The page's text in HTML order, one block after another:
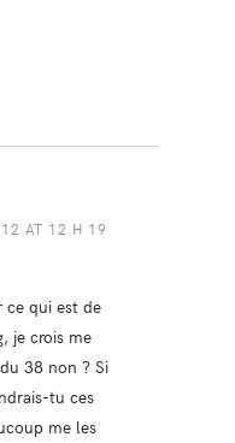
AT 12 H 19
ce qui est de
je crois me
38 non ? Si
tu ces
me les